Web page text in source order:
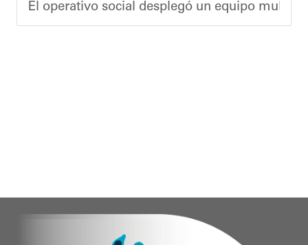
El operativo social desplegó un equipo